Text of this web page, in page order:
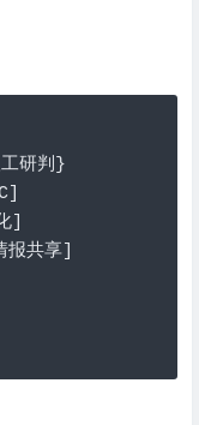
研判}
]
]
报共享]